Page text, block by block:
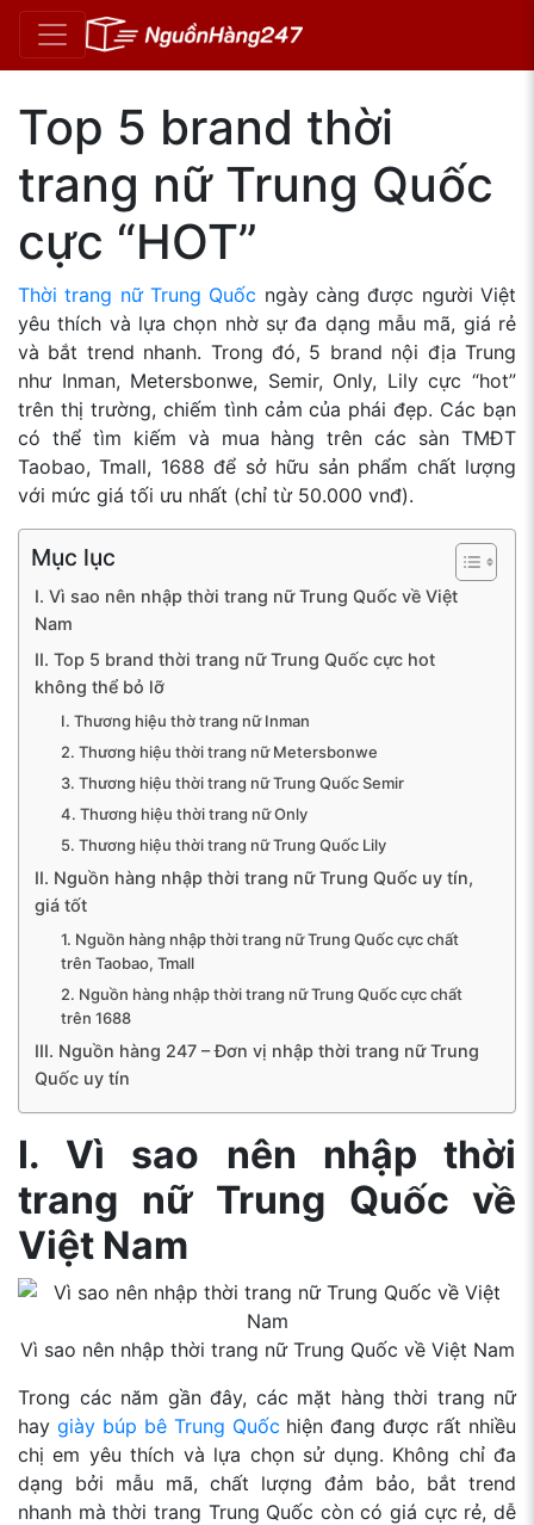
Top 5 brand thời
trang nữ Trung Quốc
cực “HOT”
Thời trang nữ Trung Quốc ngày càng được người Việt
yêu thích và lựa chọn nhờ sự đa dạng mẫu mã, giá rẻ
và bắt trend nhanh. Trong đó, 5 brand nội địa Trung
như Inman, Metersbonwe, Semir, Only, Lily cực “hot”
trên thị trường, chiếm tình cảm của phái đẹp. Các bạn
có thể tìm kiếm và mua hàng trên các sàn TMĐT
Taobao, Tmall, 1688 để sở hữu sản phẩm chất lượng
với mức giá tối ưu nhất (chỉ từ 50.000 vnđ).
Mục lục
I. Vì sao nên nhập thời trang nữ Trung Quốc về Việt
Nam
II. Top 5 brand thời trang nữ Trung Quốc cực hot
không thể bỏ lỡ
I. Thương hiệu thờ trang nữ Inman
2. Thương hiệu thời trang nữ Metersbonwe
3. Thương hiệu thời trang nữ Trung Quốc Semir
4. Thương hiệu thời trang nữ Only
5. Thương hiệu thời trang nữ Trung Quốc Lily
II. Nguồn hàng nhập thời trang nữ Trung Quốc uy tín,
giá tốt
1. Nguồn hàng nhập thời trang nữ Trung Quốc cực chất
trên Taobao, Tmall
2. Nguồn hàng nhập thời trang nữ Trung Quốc cực chất
trên 1688
III. Nguồn hàng 247 – Đơn vị nhập thời trang nữ Trung
Quốc uy tín
I. Vì sao nên nhập thời
trang nữ Trung Quốc về
Việt Nam
Vì sao nên nhập thời trang nữ Trung Quốc về Việt Nam
Trong các năm gần đây, các mặt hàng thời trang nữ
hay giày búp bê Trung Quốc hiện đang được rất nhiều
chị em yêu thích và lựa chọn sử dụng. Không chỉ đa
dạng bởi mẫu mã, chất lượng đảm bảo, bắt trend
nhanh mà thời trang Trung Quốc còn có giá cực rẻ, dễ